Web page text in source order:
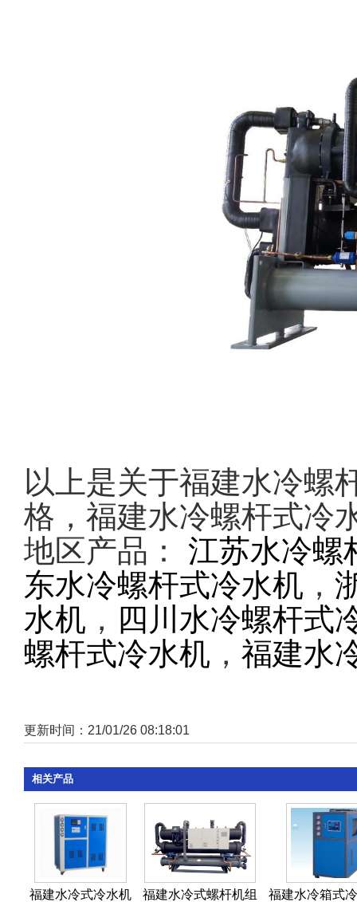
以上是关于福建水冷螺
格，福建水冷螺杆式冷
地区产品： 江苏水冷螺
东水冷螺杆式冷水机 ，
水机 ， 四川水冷螺杆式
螺杆式冷水机 ， 福建水
更新时间：21/01/26 08:18:01
相关产品
福建水冷式冷水机 福建水冷式螺杆机组 福建水冷箱式